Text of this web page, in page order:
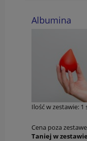
Albumina
Ilość w zestawie: 1
Cena poza
Taniej w